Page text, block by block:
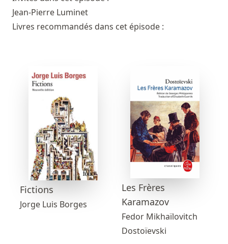
Jean-Pierre Luminet
Livres recommandés dans cet épisode :
Fictions
Jorge Luis Borges
Les Frères
Karamazov
Fedor Mikhaïlovitch
Dostoïevski
Livres les plus recommandés